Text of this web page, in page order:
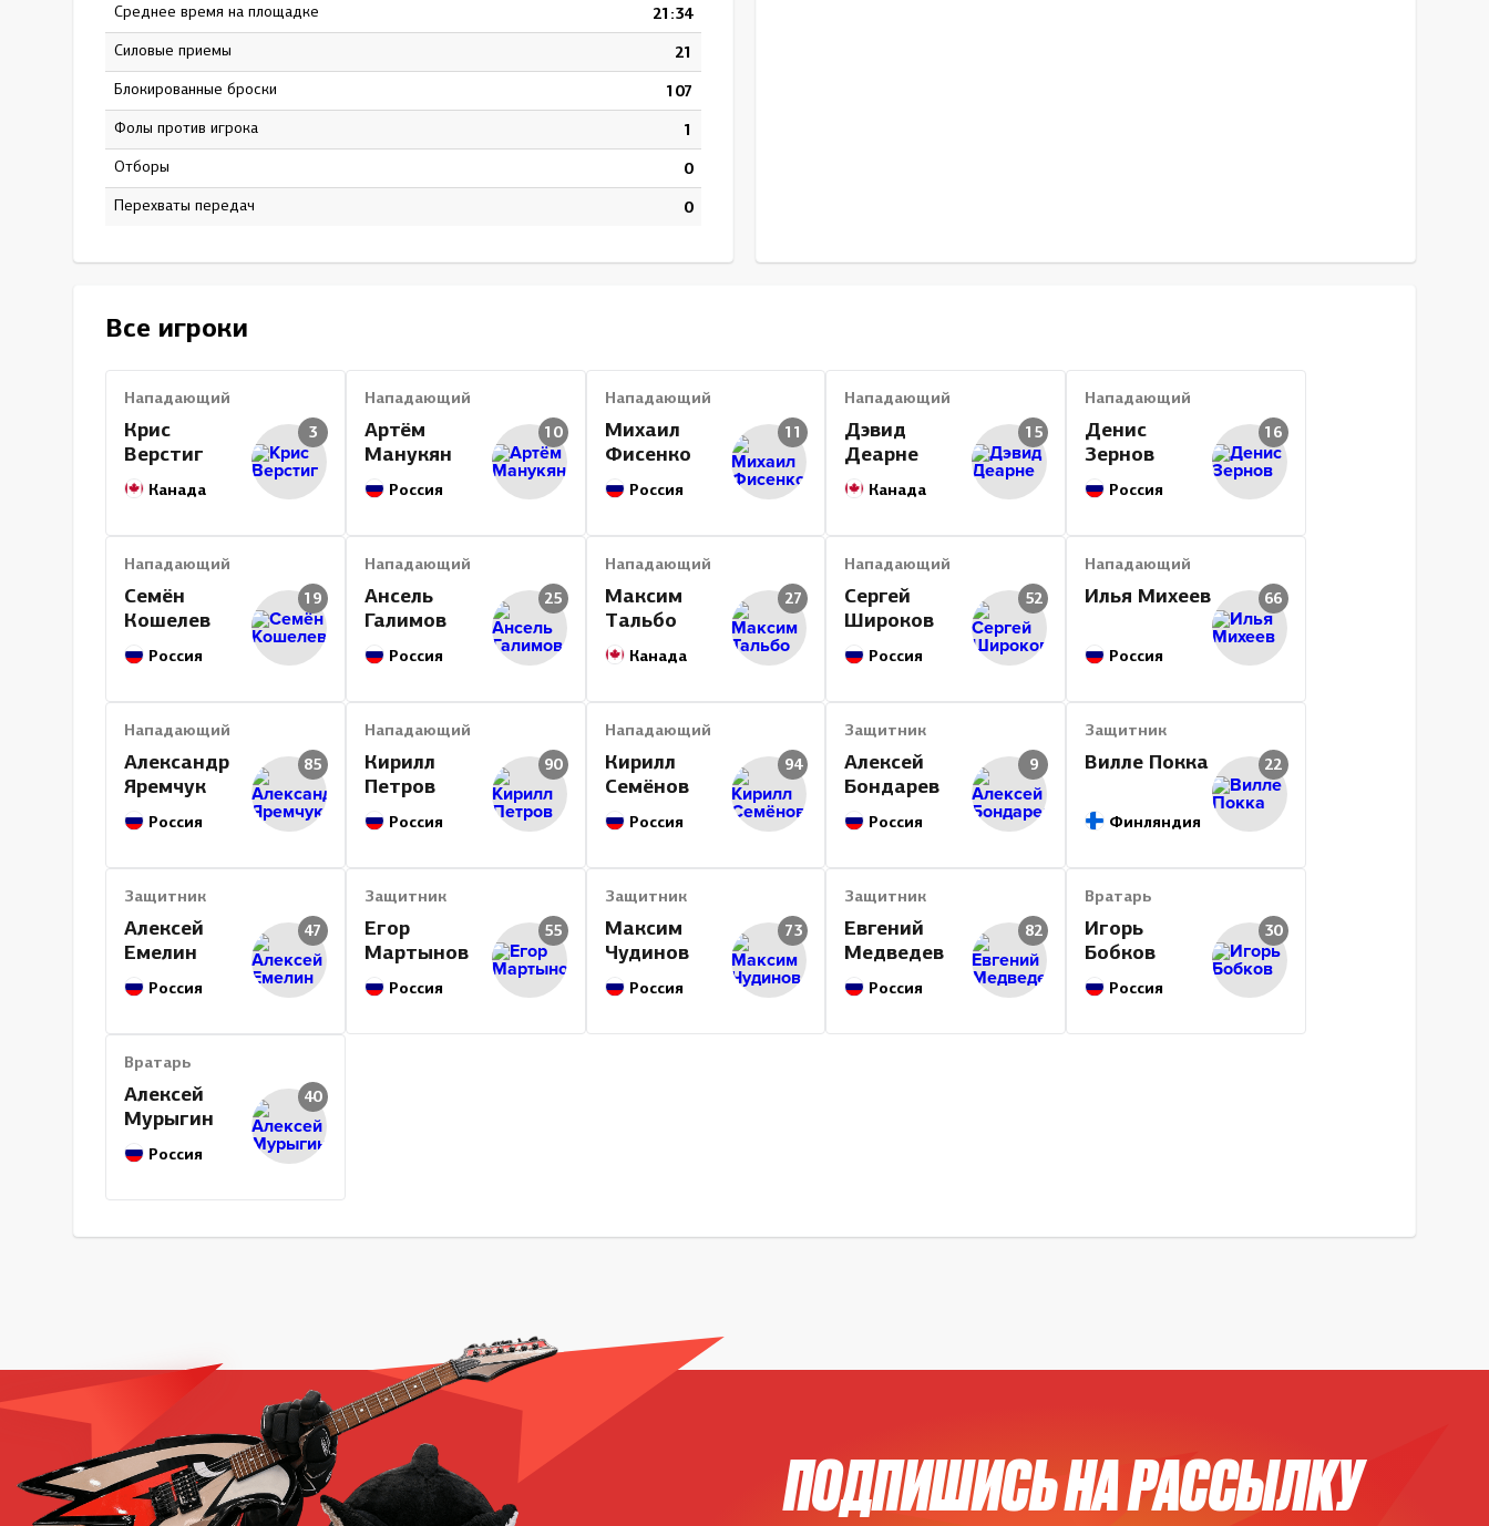
Среднее время на площадке 21:34
Силовые приемы 21
Блокированные броски 107
Фолы против игрока 1
Отборы 0
Перехваты передач 0
Все игроки
Нападающий
Крис
Верстиг
Канада
3
Нападающий
Артём
Манукян
Россия
10
Нападающий
Михаил
Фисенко
Россия
11
Нападающий
Дэвид
Деарне
Канада
15
Нападающий
Денис
Зернов
Россия
16
Нападающий
Семён
Кошелев
Россия
19
Нападающий
Ансель
Галимов
Россия
25
Нападающий
Максим
Тальбо
Канада
27
Нападающий
Сергей
Широков
Россия
52
Нападающий
Илья Михеев
Россия
66
Нападающий
Александр
Яремчук
Россия
85
Нападающий
Кирилл
Петров
Россия
90
Нападающий
Кирилл
Семёнов
Россия
94
Защитник
Алексей
Бондарев
Россия
9
Защитник
Вилле Покка
Финляндия
22
Защитник
Алексей
Емелин
Россия
47
Защитник
Егор
Мартынов
Россия
55
Защитник
Максим
Чудинов
Россия
73
Защитник
Евгений
Медведев
Россия
82
Вратарь
Игорь
Бобков
Россия
30
Вратарь
Алексей
Мурыгин
Россия
40
ПОДПИШИСЬ НА РАССЫЛКУ